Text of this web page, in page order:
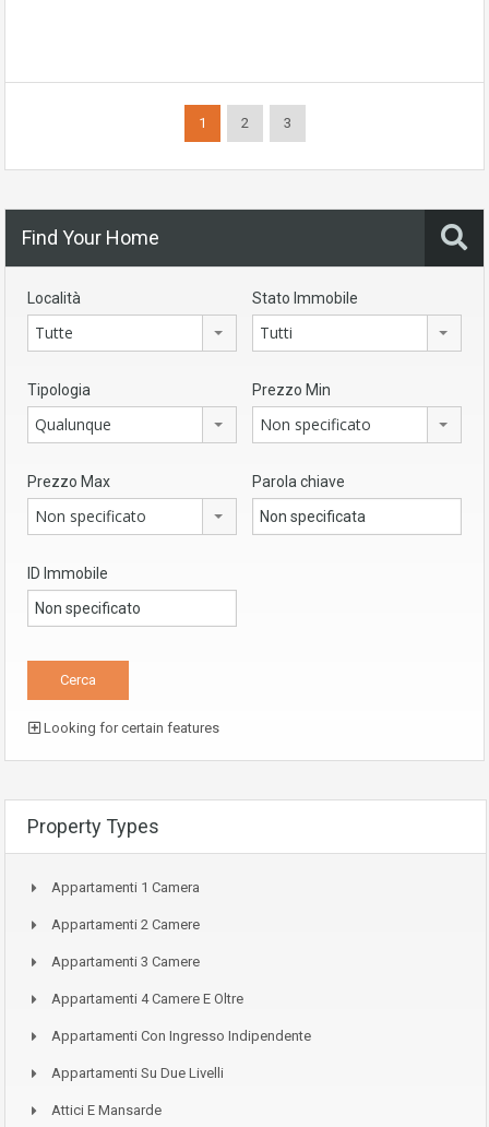
1 2 3
Find Your Home
Località
Tutte
Stato Immobile
Tutti
Tipologia
Qualunque
Prezzo Min
Non specificato
Prezzo Max
Non specificato
Parola chiave
ID Immobile
Looking for certain features
Property Types
Appartamenti 1 Camera
Appartamenti 2 Camere
Appartamenti 3 Camere
Appartamenti 4 Camere E Oltre
Appartamenti Con Ingresso Indipendente
Appartamenti Su Due Livelli
Attici E Mansarde